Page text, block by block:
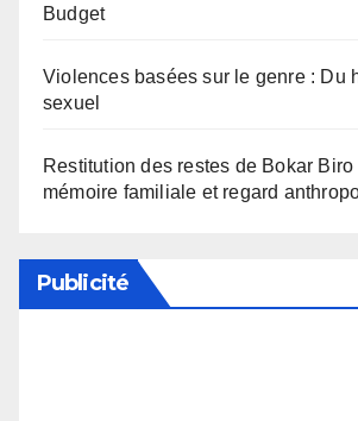
Budget
Violences basées sur le genre : Du
sexuel
Restitution des restes de Bokar Biro
mémoire familiale et regard
Publicité